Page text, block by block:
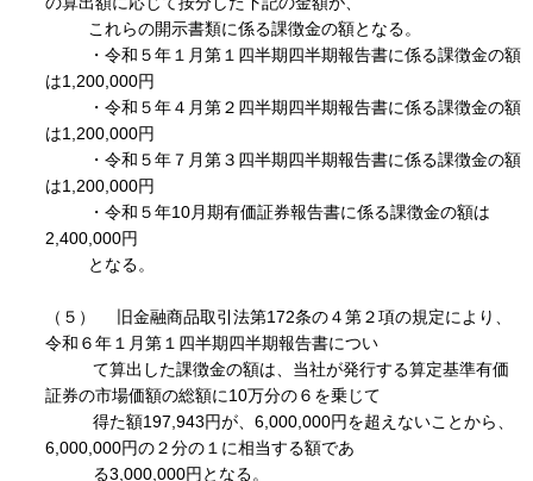
これらの開示書類に係る課徴金の額となる。
・令和５年１月第１四半期四半期報告書に係る課徴金の額
は1,200,000円
・令和５年４月第２四半期四半期報告書に係る課徴金の額
は1,200,000円
・令和５年７月第３四半期四半期報告書に係る課徴金の額
は1,200,000円
・令和５年10月期有価証券報告書に係る課徴金の額は
2,400,000円
となる。
（５） 旧金融商品取引法第172条の４第２項の規定により、
令和６年１月第１四半期四半期報告書につい
て算出した課徴金の額は、当社が発行する算定基準有価
証券の市場価額の総額に10万分の６を乗じて
得た額197,943円が、6,000,000円を超えないことから、
6,000,000円の２分の１に相当する額であ
る3,000,000円となる。